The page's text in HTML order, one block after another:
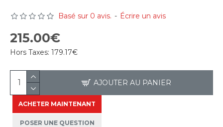
Basé sur 0 avis. - Écrire un avis
215.00€
Hors Taxes: 179.17€
AJOUTER AU PANIER
ACHETER MAINTENANT
POSER UNE QUESTION